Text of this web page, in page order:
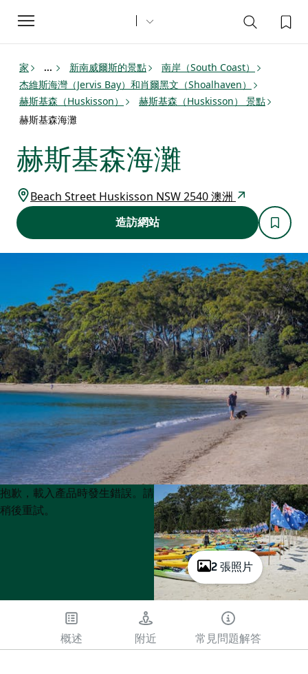
Toggle
navigation
家 ... 新南威爾斯的景點
南岸（South Coast）
杰維斯海灣（Jervis Bay）和肖爾黑文（Shoalhaven）
赫斯基森（Huskisson）
赫斯基森（Huskisson） 景點
赫斯基森海灘
赫斯基森海灘
Beach Street Huskisson NSW 2540 澳洲
造訪網站
2 張照片
Product
List
Product
List
抱歉，載入產品時發生錯誤。請
稍後重試。
概述 附近 常見問題解答